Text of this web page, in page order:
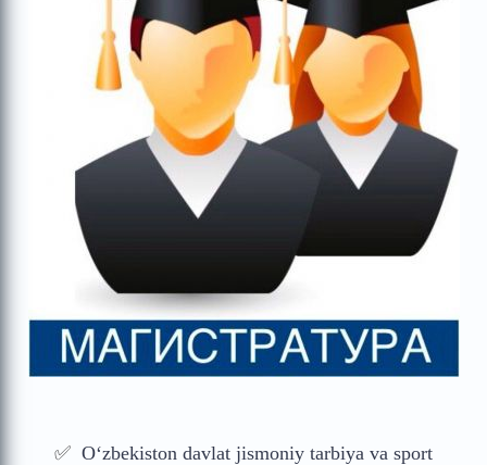
✅ O‘zbekiston davlat jismoniy tarbiya va sport